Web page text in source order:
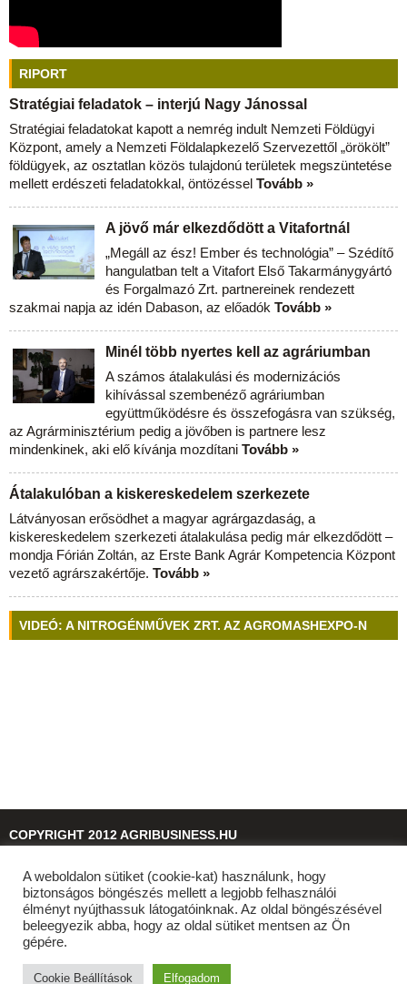
RIPORT
Stratégiai feladatok – interjú Nagy Jánossal
Stratégiai feladatokat kapott a nemrég indult Nemzeti Földügyi
Központ, amely a Nemzeti Földalapkezelő Szervezettől „örökölt”
földügyek, az osztatlan közös tulajdonú területek megszüntetése
mellett erdészeti feladatokkal, öntözéssel Tovább »
A jövő már elkezdődött a Vitafortnál
„Megáll az ész! Ember és technológia” – Szédítő
hangulatban telt a Vitafort Első Takarmánygyártó
és Forgalmazó Zrt. partnereinek rendezett
szakmai napja az idén Dabason, az előadók Tovább »
Minél több nyertes kell az agráriumban
A számos átalakulási és modernizációs
kihívással szembenéző agráriumban
együttműködésre és összefogásra van szükség,
az Agrárminisztérium pedig a jövőben is partnere lesz
mindenkinek, aki elő kívánja mozdítani Tovább »
Átalakulóban a kiskereskedelem szerkezete
Látványosan erősödhet a magyar agrárgazdaság, a
kiskereskedelem szerkezeti átalakulása pedig már elkezdődött –
mondja Fórián Zoltán, az Erste Bank Agrár Kompetencia Központ
vezető agrárszakértője. Tovább »
VIDEÓ: A NITROGÉNMŰVEK ZRT. AZ AGROMASHEXPO-N
COPYRIGHT 2012 AGRIBUSINESS.HU
© 2026agribusiness.hu
A weboldalon sütiket (cookie-kat) használunk, hogy
biztonságos böngészés mellett a legjobb felhasználói
élményt nyújthassuk látogatóinknak. Az oldal böngészésével
beleegyezik abba, hogy az oldal sütiket mentsen az Ön
gépére.
Cookie Beállítások Elfogadom